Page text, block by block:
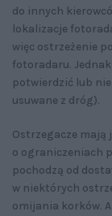
do innych
lokalizacje
więc ostrzeżenie
fotoradaru.
potwierdzić lub
usuwane z dróg).
Ostrzegacze mają
o ograniczeniach
pochodzą od
w niektórych
omijania korków.